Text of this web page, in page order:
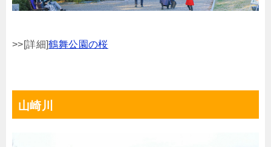
>>[詳細]鶴舞公園の桜
山崎川